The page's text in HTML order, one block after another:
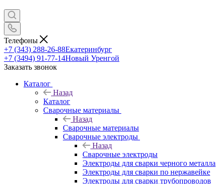
Телефоны
+7 (343) 288-26-88Екатеринбург
+7 (3494) 91-77-14Новый Уренгой
Заказать звонок
Каталог
Назад
Каталог
Сварочные материалы
Назад
Сварочные материалы
Сварочные электроды
Назад
Сварочные электроды
Электроды для сварки черного металла
Электроды для сварки по нержавейке
Электроды для сварки трубопроводов